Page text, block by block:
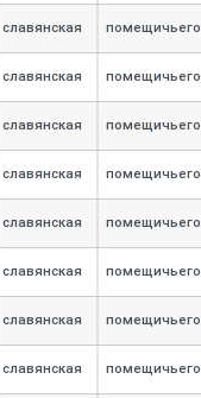
славянская помещичьего
славянская помещичьего
славянская помещичьего
славянская помещичьего
славянская помещичьего
славянская помещичьего
славянская помещичьего
славянская помещичьего